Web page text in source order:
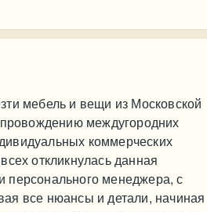
мебель и вещи из Московской
междугородних
коммерческих
откликнулась данная
персонального менеджера, с
все нюансы и детали, начиная